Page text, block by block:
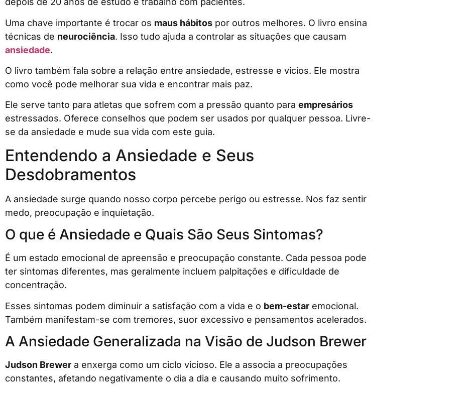
Uma chave importante é trocar os maus hábitos por outros melhores. O livro ensina
técnicas de neurociência. Isso tudo ajuda a controlar as situações que causam
ansiedade.
O livro também fala sobre a relação entre ansiedade, estresse e vícios. Ele mostra
como você pode melhorar sua vida e encontrar mais paz.
Ele serve tanto para atletas que sofrem com a pressão quanto para empresários
estressados. Oferece conselhos que podem ser usados por qualquer pessoa. Livre-
se da ansiedade e mude sua vida com este guia.
Entendendo a Ansiedade e Seus
Desdobramentos
A ansiedade surge quando nosso corpo percebe perigo ou estresse. Nos faz sentir
medo, preocupação e inquietação.
O que é Ansiedade e Quais São Seus Sintomas?
É um estado emocional de apreensão e preocupação constante. Cada pessoa pode
ter sintomas diferentes, mas geralmente incluem palpitações e dificuldade de
concentração.
Esses sintomas podem diminuir a satisfação com a vida e o bem-estar emocional.
Também manifestam-se com tremores, suor excessivo e pensamentos acelerados.
A Ansiedade Generalizada na Visão de Judson Brewer
Judson Brewer a enxerga como um ciclo vicioso. Ele a associa a preocupações
constantes, afetando negativamente o dia a dia e causando muito sofrimento.